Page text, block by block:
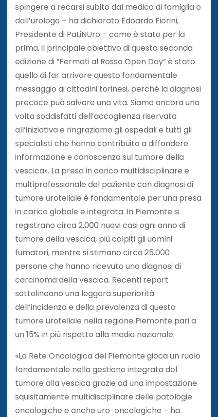
spingere a recarsi subito dal medico di famiglia o
dall’urologo – ha dichiarato Edoardo Fiorini,
Presidente di PaLiNUro – come è stato per la
prima, il principale obiettivo di questa seconda
edizione di “Fermati al Rosso Open Day” è stato
quello di far arrivare questo fondamentale
messaggio ai cittadini torinesi, perché la diagnosi
precoce può salvare una vita. Siamo ancora una
volta soddisfatti dell’accoglienza riservata
all’iniziativa e ringraziamo gli ospedali e tutti gli
specialisti che hanno contribuito a diffondere
informazione e conoscenza sul tumore della
vescica». La presa in carico multidisciplinare e
multiprofessionale del paziente con diagnosi di
tumore uroteliale è fondamentale per una presa
in carico globale e integrata. In Piemonte si
registrano circa 2.000 nuovi casi ogni anno di
tumore della vescica, più colpiti gli uomini
fumatori, mentre si stimano circa 25.000
persone che hanno ricevuto una diagnosi di
carcinoma della vescica. Recenti report
sottolineano una leggera superiorità
dell’incidenza e della prevalenza di questo
tumore uroteliale nella regione Piemonte pari a
un 15% in più rispetto alla media nazionale.
«La Rete Oncologica del Piemonte gioca un ruolo
fondamentale nella gestione integrata del
tumore alla vescica grazie ad una impostazione
squisitamente multidisciplinare delle patologie
oncologiche e anche uro-oncologiche – ha